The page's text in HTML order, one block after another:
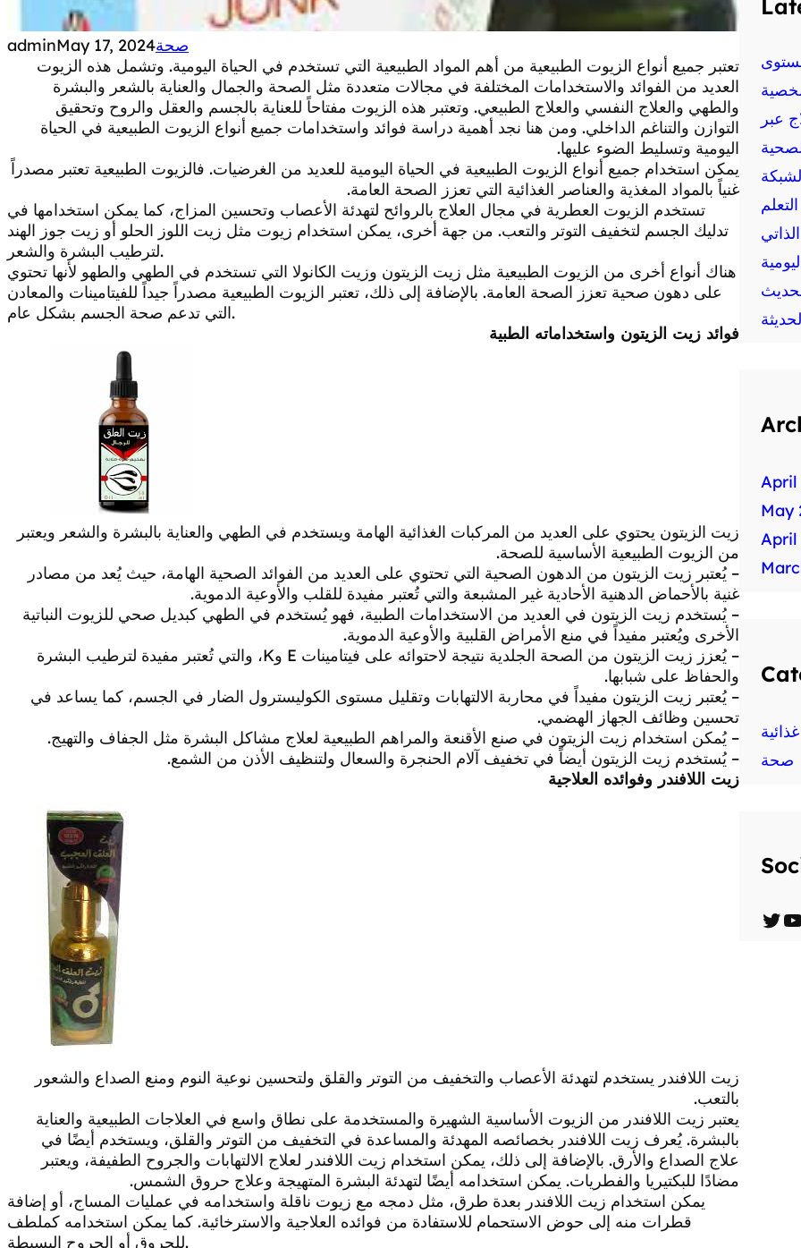
adminMay 17, 2024صحة
تعتبر جميع أنواع الزيوت الطبيعية من أهم المواد الطبيعية التي تستخدم في الحياة اليومية. وتشمل هذه الزيوت
العديد من الفوائد والاستخدامات المختلفة في مجالات متعددة مثل الصحة والجمال والعناية بالشعر والبشرة
والطهي والعلاج النفسي والعلاج الطبيعي. وتعتبر هذه الزيوت مفتاحاً للعناية بالجسم والعقل والروح وتحقيق
التوازن والتناغم الداخلي. ومن هنا نجد أهمية دراسة فوائد واستخدامات جميع أنواع الزيوت الطبيعية في الحياة
اليومية وتسليط الضوء عليها.
يمكن استخدام جميع أنواع الزيوت الطبيعية في الحياة اليومية للعديد من الغرضيات. فالزيوت الطبيعية تعتبر مصدراً
غنياً بالمواد المغذية والعناصر الغذائية التي تعزز الصحة العامة.
تستخدم الزيوت العطرية في مجال العلاج بالروائح لتهدئة الأعصاب وتحسين المزاج، كما يمكن استخدامها في
تدليك الجسم لتخفيف التوتر والتعب. من جهة أخرى، يمكن استخدام زيوت مثل زيت اللوز الحلو أو زيت جوز الهند
لترطيب البشرة والشعر.
هناك أنواع أخرى من الزيوت الطبيعية مثل زيت الزيتون وزيت الكانولا التي تستخدم في الطهي والطهو لأنها تحتوي
على دهون صحية تعزز الصحة العامة. بالإضافة إلى ذلك، تعتبر الزيوت الطبيعية مصدراً جيداً للفيتامينات والمعادن
التي تدعم صحة الجسم بشكل عام.
فوائد زيت الزيتون واستخداماته الطبية
زيت الزيتون يحتوي على العديد من المركبات الغذائية الهامة ويستخدم في الطهي والعناية بالبشرة والشعر ويعتبر
من الزيوت الطبيعية الأساسية للصحة.
– يُعتبر زيت الزيتون من الدهون الصحية التي تحتوي على العديد من الفوائد الصحية الهامة، حيث يُعد من مصادر
غنية بالأحماض الدهنية الأحادية غير المشبعة والتي تُعتبر مفيدة للقلب والأوعية الدموية.
– يُستخدم زيت الزيتون في العديد من الاستخدامات الطبية، فهو يُستخدم في الطهي كبديل صحي للزيوت النباتية
الأخرى ويُعتبر مفيداً في منع الأمراض القلبية والأوعية الدموية.
– يُعزز زيت الزيتون من الصحة الجلدية نتيجة لاحتوائه على فيتامينات E وK، والتي تُعتبر مفيدة لترطيب البشرة
والحفاظ على شبابها.
– يُعتبر زيت الزيتون مفيداً في محاربة الالتهابات وتقليل مستوى الكوليسترول الضار في الجسم، كما يساعد في
تحسين وظائف الجهاز الهضمي.
– يُمكن استخدام زيت الزيتون في صنع الأقنعة والمراهم الطبيعية لعلاج مشاكل البشرة مثل الجفاف والتهيج.
– يُستخدم زيت الزيتون أيضاً في تخفيف آلام الحنجرة والسعال ولتنظيف الأذن من الشمع.
زيت اللافندر وفوائده العلاجية
زيت اللافندر يستخدم لتهدئة الأعصاب والتخفيف من التوتر والقلق ولتحسين نوعية النوم ومنع الصداع والشعور
بالتعب.
يعتبر زيت اللافندر من الزيوت الأساسية الشهيرة والمستخدمة على نطاق واسع في العلاجات الطبيعية والعناية
بالبشرة. يُعرف زيت اللافندر بخصائصه المهدئة والمساعدة في التخفيف من التوتر والقلق، ويستخدم أيضًا في
علاج الصداع والأرق. بالإضافة إلى ذلك، يمكن استخدام زيت اللافندر لعلاج الالتهابات والجروح الطفيفة، ويعتبر
مضادًا للبكتيريا والفطريات. يمكن استخدامه أيضًا لتهدئة البشرة المتهيجة وعلاج حروق الشمس.
يمكن استخدام زيت اللافندر بعدة طرق، مثل دمجه مع زيوت ناقلة واستخدامه في عمليات المساج، أو إضافة
قطرات منه إلى حوض الاستحمام للاستفادة من فوائده العلاجية والاسترخائية. كما يمكن استخدامه كملطف
للحروق أو الجروح البسيطة.
عبر
الذاتي
April
May
April
صحة
T Y